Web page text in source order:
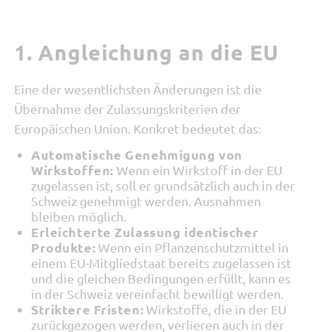
1. Angleichung an die EU
Eine der wesentlichsten Änderungen ist die
Übernahme der Zulassungskriterien der
Europäischen Union. Konkret bedeutet das:
Automatische Genehmigung von
Wirkstoffen: Wenn ein Wirkstoff in der EU
zugelassen ist, soll er grundsätzlich auch in der
Schweiz genehmigt werden. Ausnahmen
bleiben möglich.
Erleichterte Zulassung identischer
Produkte:Wenn ein Pflanzenschutzmittel in
einem EU-Mitgliedstaat bereits zugelassen ist
und die gleichen Bedingungen erfüllt, kann es
in der Schweiz vereinfacht bewilligt werden.
Striktere Fristen:Wirkstoffe, die in der EU
zurückgezogen werden, verlieren auch in der